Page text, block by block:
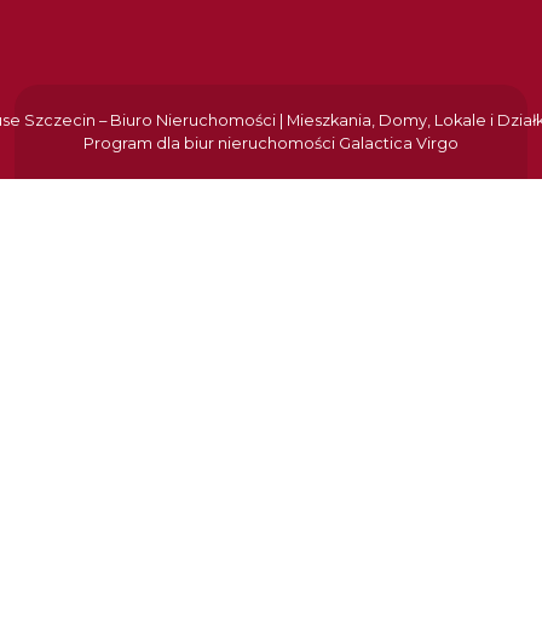
Szczecin – Biuro Nieruchomości | Mieszkania, Domy, Lokale i
Program dla biur nieruchomości Galactica Virgo